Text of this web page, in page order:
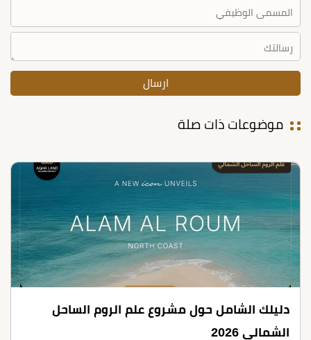
موضوعات ذات صلة
دليلك الشامل حول مشروع علم الروم الساحل
الشمالي 2026